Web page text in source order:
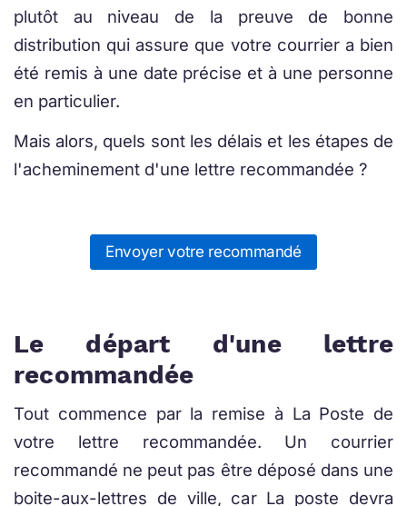
plutôt au niveau de la preuve de bonne
distribution qui assure que votre courrier a bien
été remis à une date précise et à une personne
en particulier.
Mais alors, quels sont les délais et les étapes de
l'acheminement d'une lettre recommandée ?
Envoyer votre recommandé
Le départ d'une lettre
recommandée
Tout commence par la remise à La Poste de
votre lettre recommandée. Un courrier
recommandé ne peut pas être déposé dans une
boite-aux-lettres de ville, car La poste devra